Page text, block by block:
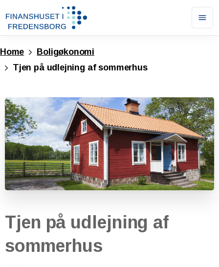
Home
Boligøkonomi
Tjen på udlejning af sommerhus
Tjen på udlejning af
sommerhus